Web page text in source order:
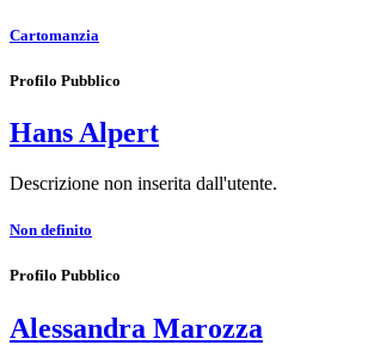
Cartomanzia
Profilo Pubblico
Hans Alpert
Descrizione non inserita dall'utente.
Non definito
Profilo Pubblico
Alessandra Marozza